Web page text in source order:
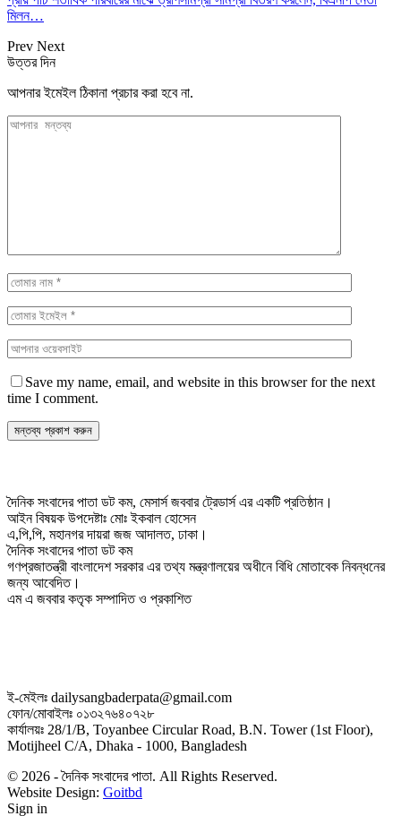
মিলন…
Prev Next
উত্তর দিন
আপনার ইমেইল ঠিকানা প্রচার করা হবে না.
Save my name, email, and website in this browser for the next
time I comment.
দৈনিক সংবাদের পাতা ডট কম, মেসার্স জববার ট্রেডার্স এর একটি প্রতিষ্ঠান।
আইন বিষয়ক উপদেষ্টাঃ মোঃ ইকবাল হোসেন
এ,পি,পি, মহানগর দায়রা জজ আদালত, ঢাকা।
দৈনিক সংবাদের পাতা ডট কম
গণপ্রজাতন্ত্রী বাংলাদেশ সরকার এর তথ্য মন্ত্রণালয়ের অধীনে বিধি মোতাবেক নিবন্ধনের
জন্য আবেদিত।
এম এ জববার কতৃক সম্পাদিত ও প্রকাশিত
ই-মেইলঃ dailysangbaderpata@gmail.com
ফোন/মোবাইলঃ ০১৩২৭৬৪০৭২৮
কার্যালয়ঃ 28/1/B, Toyanbee Circular Road, B.N. Tower (1st Floor),
Motijheel C/A, Dhaka - 1000, Bangladesh
© 2026 - দৈনিক সংবাদের পাতা. All Rights Reserved.
Website Design: Goitbd
Sign in